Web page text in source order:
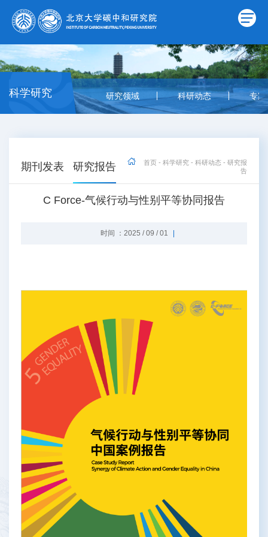
科学研究 研究领域 科研动态 专家
期刊发表 研究报告 首页 - 科学研究 - 科研动态 - 研究报
告
C Force-气候行动与性别平等协同报告
时间 ：2025 / 09 / 01